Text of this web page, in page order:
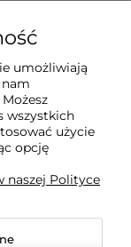
umożliwiają
wszystkich
użycie
opcję
naszej Polityce